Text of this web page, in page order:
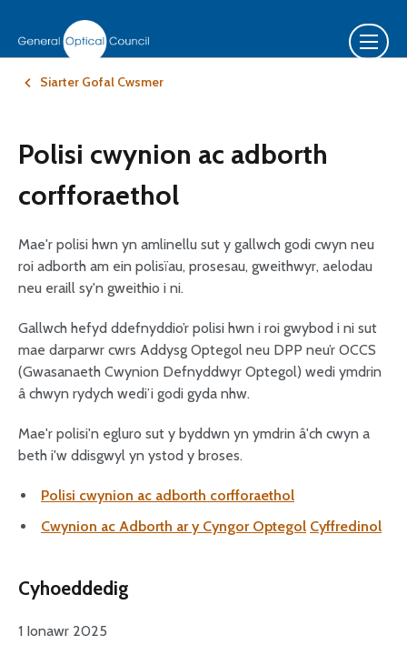
Siarter Gofal Cwsmer
Polisi cwynion ac adborth
corfforaethol
Mae'r polisi hwn yn amlinellu sut y gallwch godi cwyn neu
roi adborth am ein polisïau, prosesau, gweithwyr, aelodau
neu eraill sy'n gweithio i ni.
Gallwch hefyd ddefnyddio’r polisi hwn i roi gwybod i ni sut
mae darparwr cwrs Addysg Optegol neu DPP neu’r OCCS
(Gwasanaeth Cwynion Defnyddwyr Optegol) wedi ymdrin
â chwyn rydych wedi’i godi gyda nhw.
Mae'r polisi'n egluro sut y byddwn yn ymdrin â'ch cwyn a
beth i'w ddisgwyl yn ystod y broses.
Polisi cwynion ac adborth corfforaethol
Cwynion ac Adborth ar y Cyngor Optegol Cyffredinol
Cyhoeddedig
1 Ionawr 2025